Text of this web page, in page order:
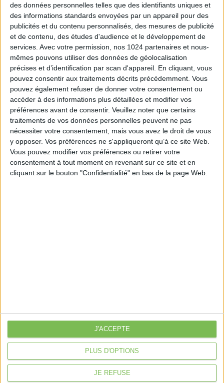
des données personnelles telles que des identifiants uniques et
des informations standards envoyées par un appareil pour des
publicités et du contenu personnalisés, des mesures de publicité
et de contenu, des études d'audience et le développement de
services. Avec votre permission, nos 1024 partenaires et nous-
mêmes pouvons utiliser des données de géolocalisation
précises et d’identification par scan d'appareil. En cliquant, vous
pouvez consentir aux traitements décrits précédemment. Vous
pouvez également refuser de donner votre consentement ou
accéder à des informations plus détaillées et modifier vos
préférences avant de consentir. Veuillez noter que certains
traitements de vos données personnelles peuvent ne pas
nécessiter votre consentement, mais vous avez le droit de vous
y opposer. Vos préférences ne s'appliqueront qu’à ce site Web.
Vous pouvez modifier vos préférences ou retirer votre
consentement à tout moment en revenant sur ce site et en
cliquant sur le bouton "Confidentialité" en bas de la page Web.
PLUS D'OPTIONS
JE REFUSE
J'ACCEPTE
La liste des pièces à produire lors d’une demande
de nomination en qualité de commissaire de justice
dans un office à créer vient d’être fixée.
https://www.eurex.fr/k4_20246805/
Découvrir Cotélib
Violette la comptable
Déclaration Impôt sur le Revenu
Côté Retraite